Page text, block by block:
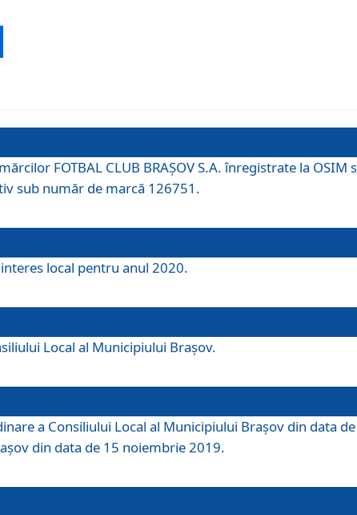
FOTBAL CLUB BRAȘOV S.A. înregistrate la
sub număr de marcă 126751.
local pentru anul 2020.
Local al Municipiului Braşov.
a Consiliului Local al Municipiului Brașov din data
din data de 15 noiembrie 2019.